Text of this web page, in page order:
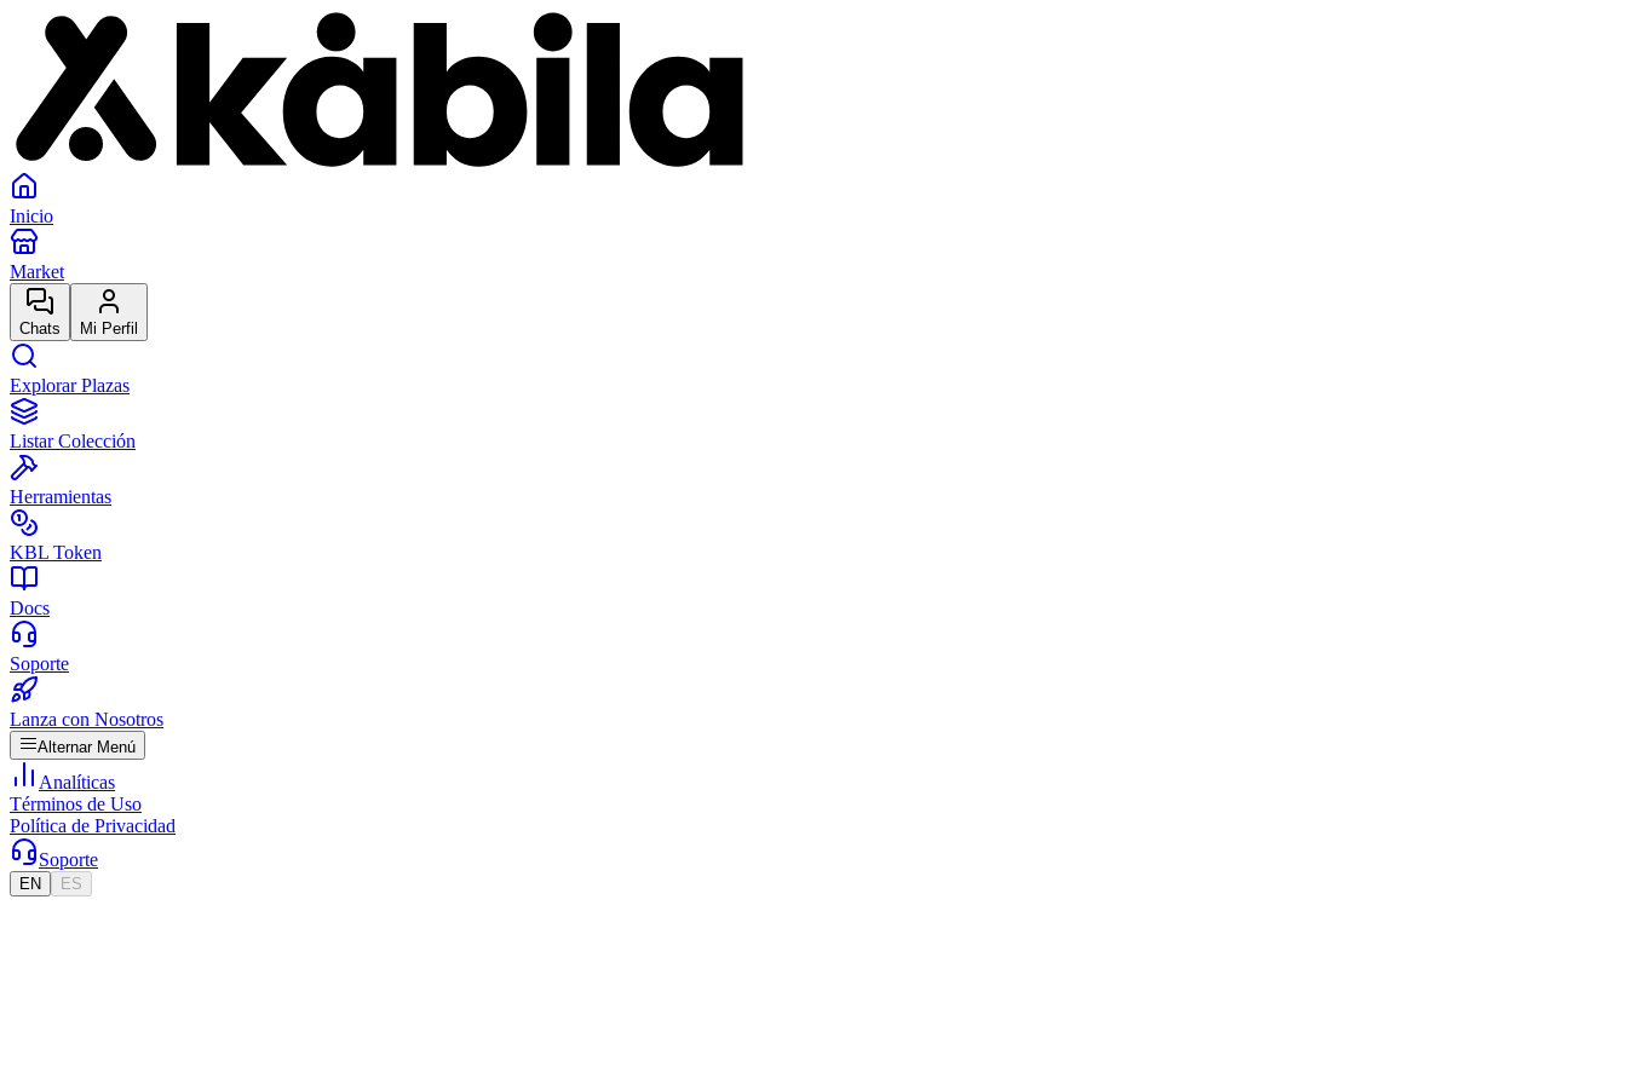
Inicio
Market
Chats Mi Perfil
Explorar Plazas
Listar Colección
Herramientas
KBL Token
Docs
Soporte
Lanza con Nosotros
Alternar Menú
Analíticas
Términos de Uso
Política de Privacidad
Soporte
EN ES